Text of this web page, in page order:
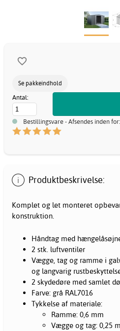
Se pakkeindhold
Antal:
Bestillingsvare - Afsendes inden
Produktbeskrivelse:
Komplet og let monteret
konstruktion.
Håndtag med
2 stk. luftventiler
Vægge, tag og ramme i
og langvarig
2 skydedøre med samlet
Farve: grå RAL7016
Tykkelse af materiale:
Ramme: 0,6 mm
Vægge og tag: 0,25